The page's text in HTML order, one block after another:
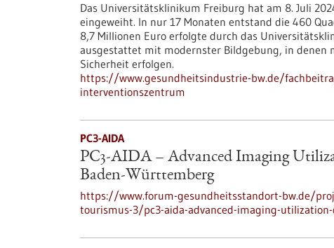
Das Universitätsklinikum Freiburg hat am 8. Juli
eingeweiht. In nur 17 Monaten entstand die 460
8,7 Millionen Euro erfolgte durch das
ausgestattet mit modernster Bildgebung, in denen
Sicherheit erfolgen.
https://www.gesundheitsindustrie-bw.de/
interventionszentrum
PC3-AIDA
PC3-AIDA – Advanced Imaging
Baden-Württemberg
https://www.forum-gesundheitsstandort-bw.de/
tourismus-3/pc3-aida-advanced-imaging-